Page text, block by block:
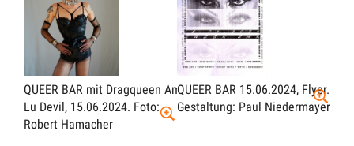
QUEER BAR mit Dragqueen Amy
Lu Devil, 15.06.2024. Foto:
Robert Hamacher
QUEER BAR 15.06.2024, Flyer.
Gestaltung: Paul Niedermayer